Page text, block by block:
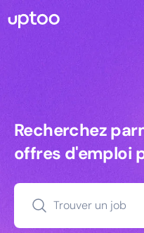
Recherchez
Recherchez
offres d'emploi
Trouver un job